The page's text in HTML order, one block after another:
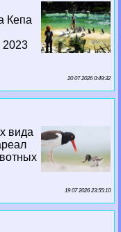
Кепа
2023
20 07 2026 0:49:32
вида
19 07 2026 23:55:10